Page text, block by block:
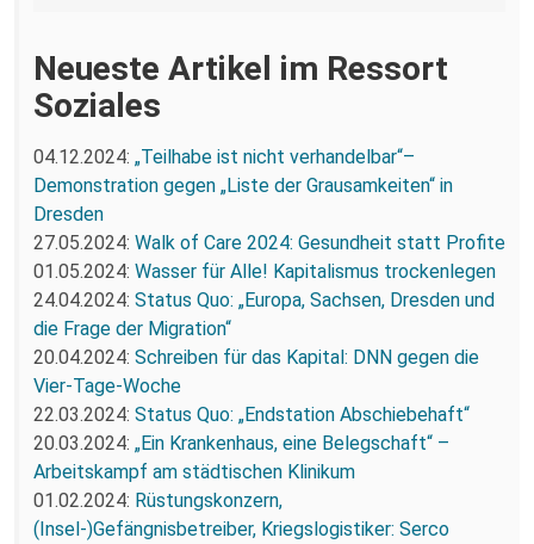
Neueste Artikel im Ressort
Soziales
04.12.2024: „Teilhabe ist nicht verhandelbar“–
Demonstration gegen „Liste der Grausamkeiten“ in
Dresden
27.05.2024: Walk of Care 2024: Gesundheit statt Profite
01.05.2024: Wasser für Alle! Kapitalismus trockenlegen
24.04.2024: Status Quo: „Europa, Sachsen, Dresden und
die Frage der Migration“
20.04.2024: Schreiben für das Kapital: DNN gegen die
Vier-Tage-Woche
22.03.2024: Status Quo: „Endstation Abschiebehaft“
20.03.2024: „Ein Krankenhaus, eine Belegschaft“ –
Arbeitskampf am städtischen Klinikum
01.02.2024: Rüstungskonzern,
(Insel-)Gefängnisbetreiber, Kriegslogistiker: Serco